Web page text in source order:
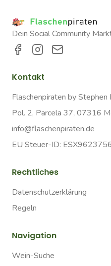
Dein Social Community
Kontakt
Flaschenpiraten by Stephen
Pol. 2, Parcela 37, 07316
info@flaschenpiraten.de
EU Steuer-ID:
Rechtliches
Datenschutzerklärung
Regeln
Navigation
Wein-Suche